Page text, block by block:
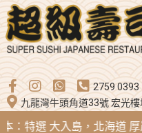
2759 0393
九龍灣牛頭角道33號 宏光
：特選 大入島，北海道